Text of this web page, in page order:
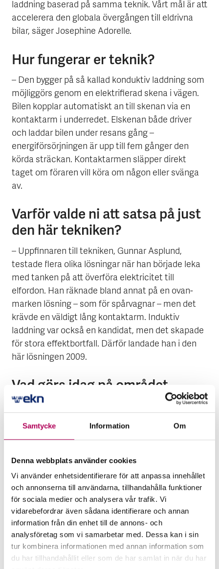
Samtycke Information Om
Denna webbplats använder cookies
Vi använder enhetsidentifierare för att anpassa innehållet
och annonserna till användarna, tillhandahålla funktioner
för sociala medier och analysera vår trafik. Vi
vidarebefordrar även sådana identifierare och annan
information från din enhet till de annons- och
analysföretag som vi samarbetar med. Dessa kan i sin
tur kombinera informationen med annan information som
du har tillhandahållit eller som de har samlat in när du har
laddning baserad på samma teknik. Vårt mål är att
accelerera den globala övergången till eldrivna
bilar, säger Josephine Adorelle.
Hur fungerar er teknik?
– Den bygger på så kallad konduktiv laddning som
möjliggörs genom en elektrifierad skena i vägen.
Bilen kopplar automatiskt an till skenan via en
kontaktarm i underredet. Elskenan både driver
och laddar bilen under resans gång –
energiförsörjningen är upp till fem gånger den
körda sträckan. Kontaktarmen släpper direkt
taget om föraren vill köra om någon eller svänga
av.
Varför valde ni att satsa på just
den här tekniken?
– Uppfinnaren till tekniken, Gunnar Asplund,
testade flera olika lösningar när han började leka
med tanken på att överföra elektricitet till
elfordon. Han räknade bland annat på en ovan-
marken lösning – som för spårvagnar – men det
krävde en väldigt lång kontaktarm. Induktiv
laddning var också en kandidat, men det skapade
för stora effektbortfall. Därför landade han i den
här lösningen 2009.
Vad görs idag på området
elektrifierade bilvägar, i Sverige
och i världen?
– Det finns ingen skarp användning av elvägar
demoprojekt. Svenska Trafikverket har köpt in
teknik till fyra olika demoprojekt och det innebär
att Sverige faktiskt ligger längst fram i
utvecklingen. Resten av världen tittar på oss.
Ni har arbetat aktivt för en
global lansering sedan du
tillträdde som vd i september